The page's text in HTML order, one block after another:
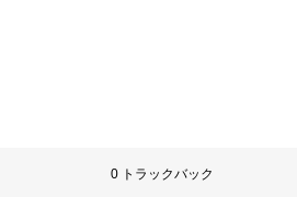
0 トラックバック